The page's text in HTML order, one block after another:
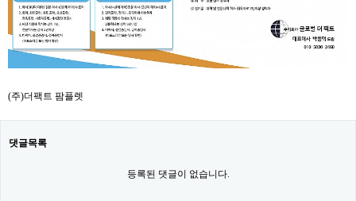
(주)더팩트 팜플렛
댓글목록
등록된 댓글이 없습니다.